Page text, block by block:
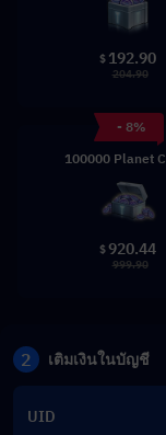
$ 192.90
204.90
- 8%
100000 Planet
$920.44
999.90
2 เติมเงินในบัญชี
UID